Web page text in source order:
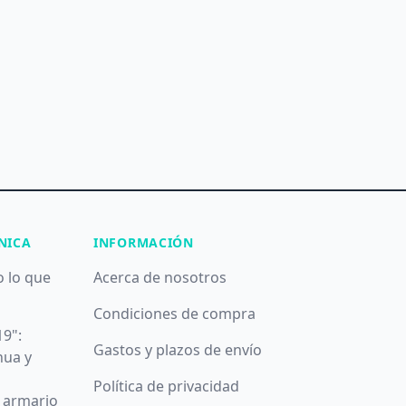
lo que
y
armario
INFORMACIÓN
Acerca de nosotros
Condiciones de compra
Gastos y plazos de envío
Política de privacidad